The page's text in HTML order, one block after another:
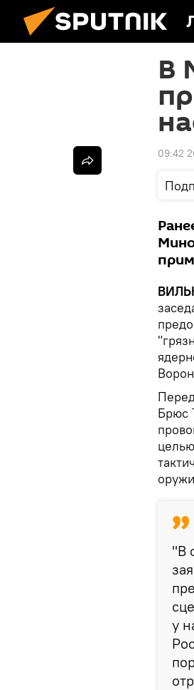
В
09:42
Брюс
"В
у